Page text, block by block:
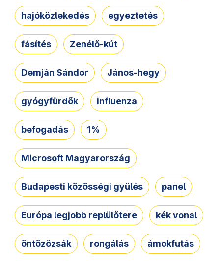
hajóközlekedés egyeztetés
fásítés Zenélő-kút
Demján Sándor János-hegy
gyógyfürdők influenza
befogadás 1%
Microsoft Magyarország
Budapesti közösségi gyűlés panel
Európa legjobb replülőtere kék vonal
öntözőzsák rongálás ámokfutás